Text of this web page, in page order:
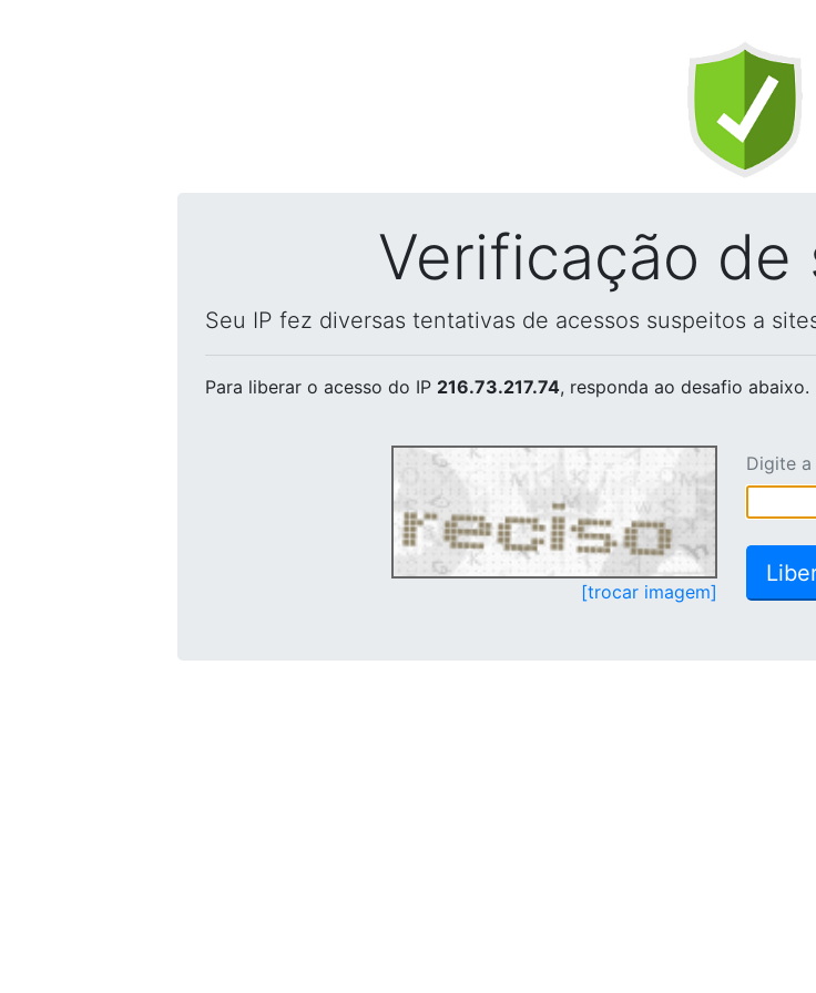
Verificação de
Seu IP fez diversas tentativas de acessos suspeitos a
Para liberar o acesso do IP 216.73.217.74, responda ao desafio abaixo.
[trocar imagem]
Digite